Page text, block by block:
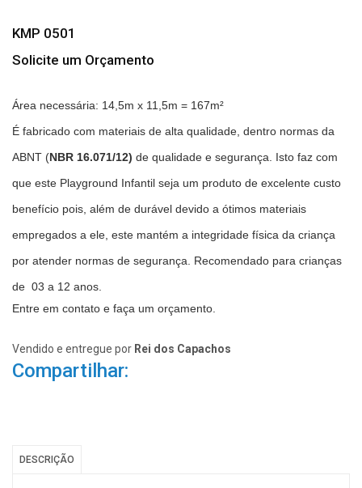
KMP 0501
Solicite um Orçamento
Área necessária: 14,5m x 11,5m = 167m²
É fabricado com materiais de alta qualidade, dentro normas da
ABNT (NBR 16.071/12) de qualidade e segurança. Isto faz com
que este Playground Infantil seja um produto de excelente custo
benefício pois, além de durável devido a ótimos materiais
empregados a ele, este mantém a integridade física da criança
por atender normas de segurança. Recomendado para crianças
de 03 a 12 anos.
Entre em contato e faça um orçamento.
Vendido e entregue por Rei dos Capachos
Compartilhar:
DESCRIÇÃO